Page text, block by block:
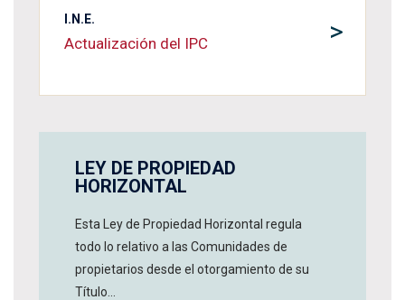
>
I.N.E.
Actualización del IPC
LEY DE PROPIEDAD
HORIZONTAL
Esta Ley de Propiedad Horizontal regula
todo lo relativo a las Comunidades de
propietarios desde el otorgamiento de su
Título...